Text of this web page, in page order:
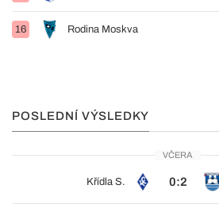
16 Rodina Moskva
POSLEDNÍ VÝSLEDKY
VČERA
Křídla S. 0:2